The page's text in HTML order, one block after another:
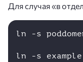
Для случая «в
ln -s
ln -s